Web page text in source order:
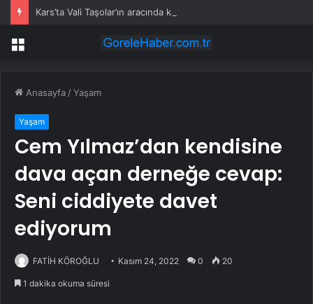
Kars’ta Vali Taşolar’ın aracında kaza
Menü
Anasayfa /Yaşam
Yaşam
Cem Yılmaz’dan kendisine
dava açan derneğe cevap:
Seni ciddiyete davet
ediyorum
FATİH KÖROĞLU Kasım 24, 2022 0 20
1 dakika okuma süresi